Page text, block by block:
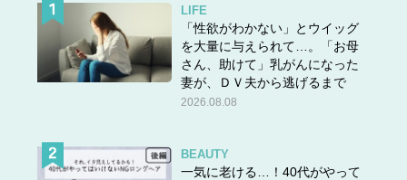
★他の問題にもチャレンジ！
LIFE
「性欲がわかない」とウイッグ
を大量に与えられて…。「お母
さん、助けて」乳がんになった
妻が、ＤＶ夫から逃げるまで
2026.08.08
BEAUTY
一気に老ける…！40代がやって